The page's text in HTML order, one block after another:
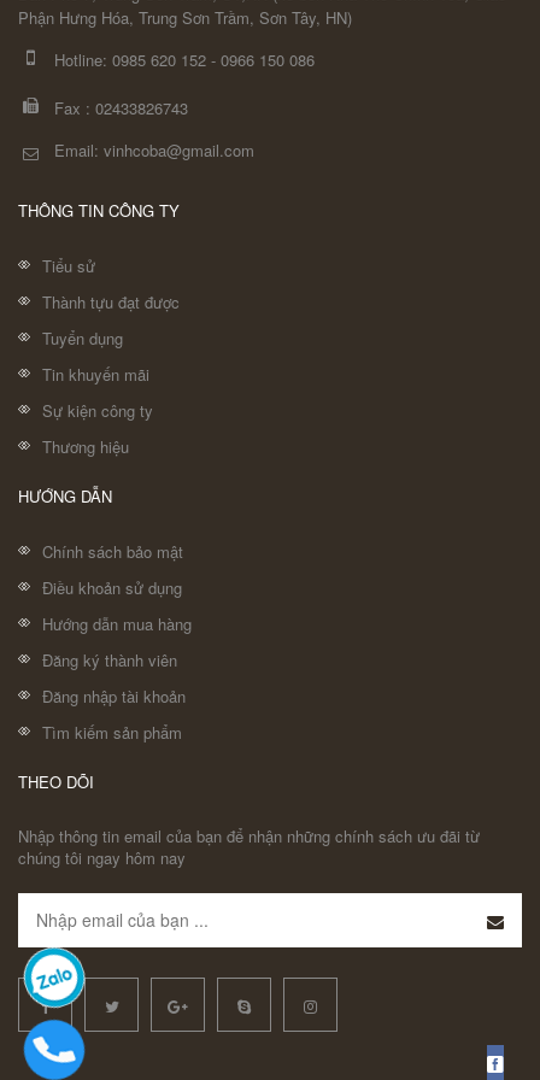
Phận Hưng Hóa, Trung Sơn Trầm, Sơn Tây, HN)
Hotline: 0985 620 152 - 0966 150 086
Fax : 02433826743
Email: vinhcoba@gmail.com
THÔNG TIN CÔNG TY
Tiểu sử
Thành tựu đạt được
Tuyển dụng
Tin khuyến mãi
Sự kiện công ty
Thương hiệu
HƯỚNG DẪN
Chính sách bảo mật
Điều khoản sử dụng
Hướng dẫn mua hàng
Đăng ký thành viên
Đăng nhập tài khoản
Tìm kiếm sản phẩm
THEO DÕI
Nhập thông tin email của bạn để nhận những chính sách ưu đãi từ
chúng tôi ngay hôm nay